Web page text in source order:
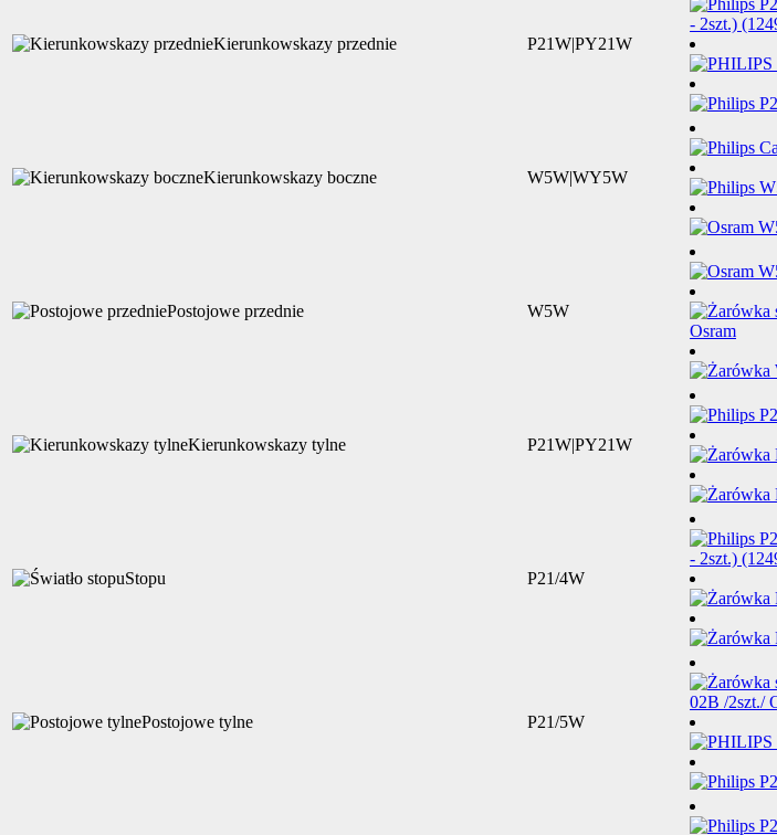
Kierunkowskazy przednie P21W|PY21W
Kierunkowskazy boczne W5W|WY5W
Postojowe przednie W5W
Kierunkowskazy tylne P21W|PY21W
Stopu P21/4W
Postojowe tylne P21/5W